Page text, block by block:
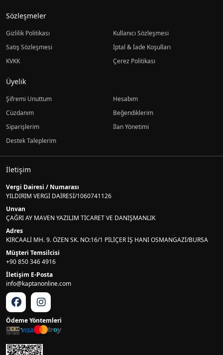
Sözleşmeler
Gizlilik Politikası
Kullanıcı Sözleşmesi
Satış Sözleşmesi
İptal & İade Koşulları
KVKK
Çerez Politikası
Üyelik
Şifremi Unuttum
Hesabım
Cüzdanım
Beğendiklerim
Siparişlerim
İlan Yönetimi
Destek Taleplerim
İletişim
Vergi Dairesi / Numarası
YILDIRIM VERGİ DAİRESİ/1060741126
Unvan
ÇAĞRI AY MAVEN YAZILIM TİCARET VE DANIŞMANLIK
Adres
KIRCAALİ MH. 9. ÖZEN SK. NO:16/1 PİLİÇER İŞ HANI OSMANGAZİ/BURSA
Müşteri Temsilcisi
+90 850 346 4916
İletişim E-Posta
info@kaptanonline.com
Ödeme Yöntemleri